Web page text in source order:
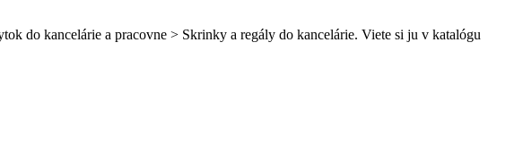
do kancelárie a pracovne > Skrinky a regály do kancelárie. Viete si ju v katalógu